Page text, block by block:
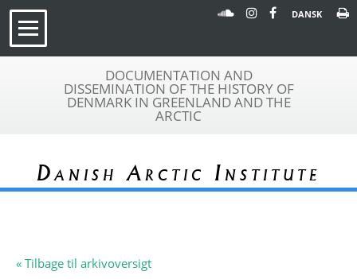
DANSK
DOCUMENTATION AND
DISSEMINATION OF THE HISTORY OF
DENMARK IN GREENLAND AND THE
ARCTIC
Danish Arctic Institute
« Tilbage til arkivoversigt